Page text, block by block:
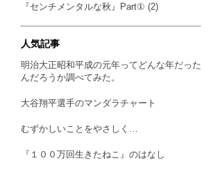
『センチメンタルな秋』Part① (2)
人気記事
明治大正昭和平成の元年ってどんな年だった
んだろうか調べてみた。
大谷翔平選手のマンダラチャート
むずかしいことをやさしく…
『１００万回生きたねこ』のはなし